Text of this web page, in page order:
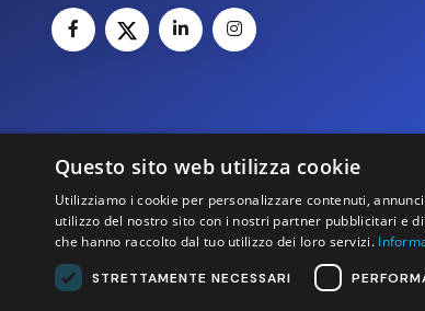
Questo sito web utilizza cookie
Utilizziamo i cookie per personalizzare contenuti,
utilizzo del nostro sito con i nostri partner pubblicitari e
che hanno raccolto dal tuo utilizzo dei loro servizi.
STRETTAMENTE NECESSARI